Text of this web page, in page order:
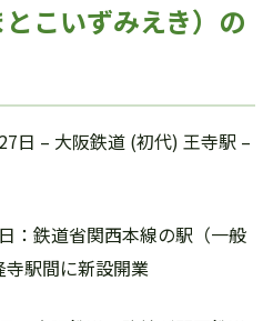
こいずみえき）の
日 – 大阪鉄道 (初代) 王寺駅 –
：鉄道省関西本線の駅（一般
駅間に新設開業